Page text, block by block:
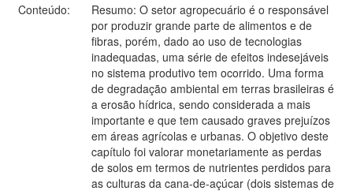
Conteúdo:
Resumo: O setor agropecuário é o responsável
por produzir grande parte de alimentos e de
fibras, porém, dado ao uso de tecnologias
inadequadas, uma série de efeitos indesejáveis
no sistema produtivo tem ocorrido. Uma forma
de degradação ambiental em terras brasileiras é
a erosão hídrica, sendo considerada a mais
importante e que tem causado graves prejuízos
em áreas agrícolas e urbanas. O objetivo deste
capítulo foi valorar monetariamente as perdas
de solos em termos de nutrientes perdidos para
as culturas da cana-de-açúcar (dois sistemas de